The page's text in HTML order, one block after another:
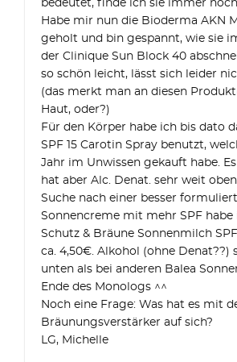
bedeutet, finde ich sie immer
Habe mir nun die Bioderma AKN
geholt und bin gespannt, wie sie
der Clinique Sun Block 40
so schön leicht, lässt sich leider
(das merkt man an diesen
Haut, oder?)
Für den Körper habe ich bis dato
SPF 15 Carotin Spray benutzt,
Jahr im Unwissen gekauft habe.
hat aber Alc. Denat. sehr weit
Suche nach einer besser
Sonnencreme mit mehr SPF habe
Schutz & Bräune Sonnenmilch
ca. 4,50€. Alkohol (ohne Denat??)
unten als bei anderen Balea
Ende des Monologs ^^
Noch eine Frage: Was hat es mit
Bräunungsverstärker auf sich?
LG, Michelle